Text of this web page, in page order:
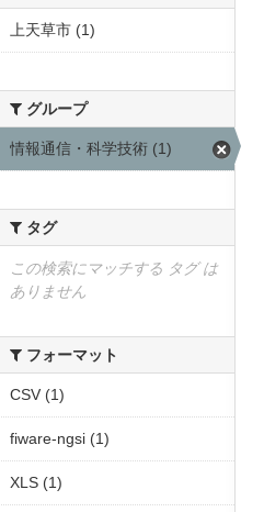
上天草市 (1)
グループ
情報通信・科学技術 (1)
タグ
この検索にマッチする タグ は
ありません
フォーマット
CSV (1)
fiware-ngsi (1)
XLS (1)